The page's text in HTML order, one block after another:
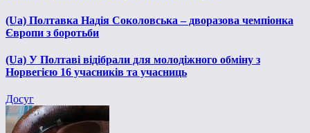
(Ua) Полтавка Надія Соколовська – дворазова чемпіонка
Європи з боротьби
(Ua) У Полтаві відібрали для молодіжного обміну з
Норвегією 16 учасників та учасниць
Досуг